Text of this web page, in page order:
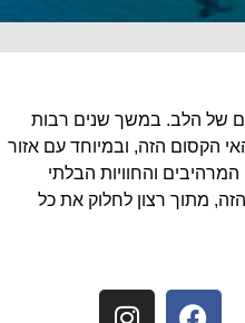
של הלב. במשך שנים רבות
הקסום הזה, ובמיוחד עם אזור
והחוויות הבלתי
מתוך רצון לחלוק את כל